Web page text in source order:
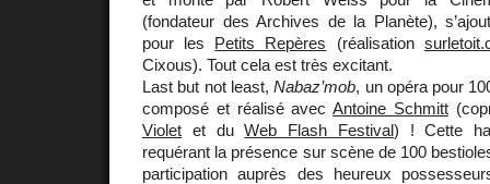
(fondateur des Archives de la Planète),
pour les Petits Repères (réalisation
Cixous). Tout cela est très excitant.
Last but not least,Nabaz’mob, un opéra pour
composé et réalisé avecAntoine Schmitt
Violet et duWeb Flash Festival) ! Cette
requérant la présence sur scène de 100
participation auprès des heureux